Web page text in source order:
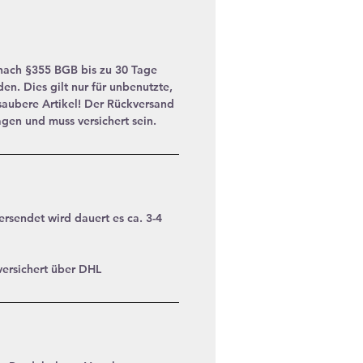
§355 BGB bis zu 30 Tage
Dies gilt nur für unbenutzte,
Artikel! Der Rückversand
und muss versichert sein.
wird dauert es ca. 3-4
über DHL